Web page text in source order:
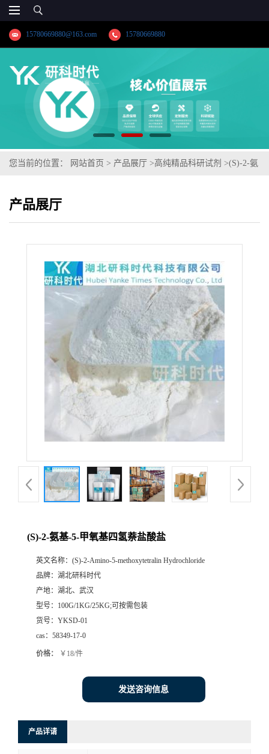
15780669880@163.com 15780669880
您当前的位置： 网站首页 > 产品展厅 >高纯精品科研试剂 >(S)-2-氨
产品展厅
(S)-2-氨基-5-甲氧基四氢萘盐酸盐
英文名称： (S)-2-Amino-5-methoxytetralin Hydrochloride
品牌： 湖北研科时代
产地： 湖北、武汉
型号： 100G/1KG/25KG;可按需包装
货号： YKSD-01
cas： 58349-17-0
价格： ￥18/件
发送咨询信息
产品详请